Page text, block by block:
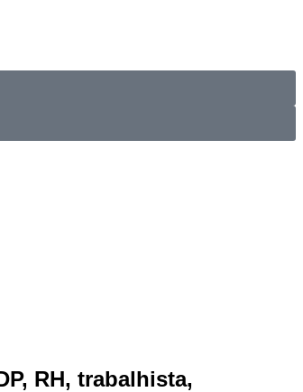
RH, trabalhista,